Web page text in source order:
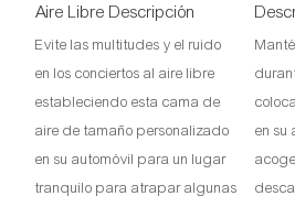
Aire Libre Descripción
Evite las multitudes y el ruido
en los conciertos al aire libre
estableciendo esta cama de
aire de tamaño personalizado
en su automóvil para un lugar
tranquilo para atrapar algunas
en su